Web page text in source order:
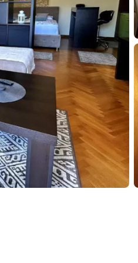
Nova Varoš
Uvac Kruševac
Pazar Zrenjanin
Milanovac Raška
Požarevac
Sremska
Mitrovica
Bela Crkva